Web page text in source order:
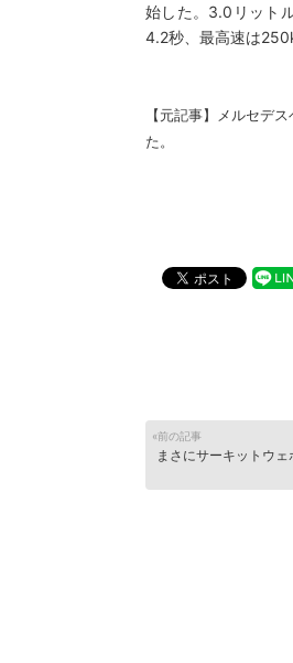
始した。3.0リット
4.2秒、最高速は
【元記事】
メルセデ
た。
«前の記事
まさにサーキットウ